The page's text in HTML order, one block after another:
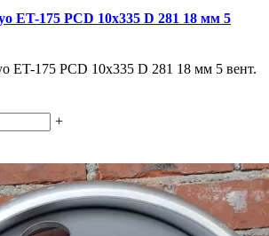
ET-175 PCD 10x335 D 281 18 мм 5
ET-175 PCD 10x335 D 281 18 мм 5 вент.
+